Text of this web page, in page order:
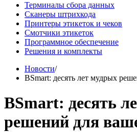
Терминалы сбора данных
Сканеры штрихкода
Принтеры этикеток и чеков
Смотчики этикеток
Программное обеспечение
Решения и комплекты
Новости/
BSmart: десять лет мудрых
BSmart: десять
решений для